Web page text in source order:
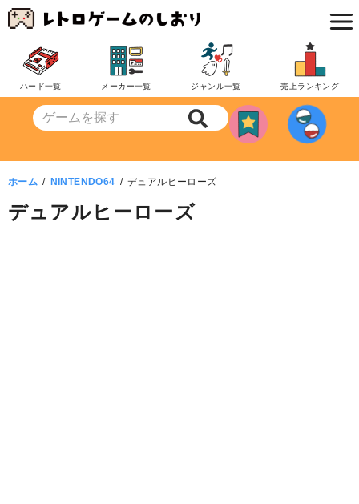
コ
ン
ツ
動
ハード一覧 メーカー一覧 ジャンル一覧 売上ランキング
ホーム NINTENDO64 デュアルヒーローズ
デュアルヒーローズ